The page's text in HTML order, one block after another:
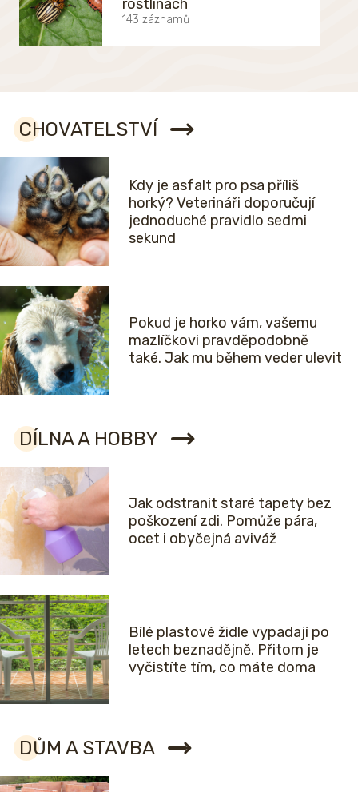
rostlinách
143 záznamů
CHOVATELSTVÍ
Kdy je asfalt pro psa příliš
horký? Veterináři doporučují
jednoduché pravidlo sedmi
sekund
Pokud je horko vám, vašemu
mazlíčkovi pravděpodobně
také. Jak mu během veder ulevit
DÍLNA A HOBBY
Jak odstranit staré tapety bez
poškození zdi. Pomůže pára,
ocet i obyčejná aviváž
Bílé plastové židle vypadají po
letech beznadějně. Přitom je
vyčistíte tím, co máte doma
DŮM A STAVBA